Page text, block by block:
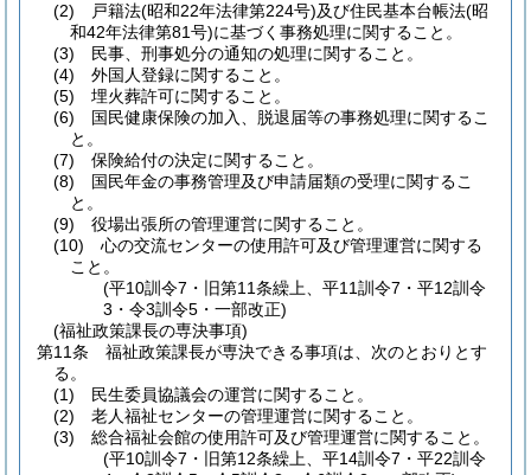
(2)
戸籍法(昭和22年法律第224号)及び住民基本台帳法(昭
和42年法律第81号)に基づく事務処理に関すること。
(3)
民事、刑事処分の通知の処理に関すること。
(4)
外国人登録に関すること。
(5)
埋火葬許可に関すること。
(6)
国民健康保険の加入、脱退届等の事務処理に関するこ
と。
(7)
保険給付の決定に関すること。
(8)
国民年金の事務管理及び申請届類の受理に関するこ
と。
(9)
役場出張所の管理運営に関すること。
(10)
心の交流センターの使用許可及び管理運営に関する
こと。
(平10訓令7・旧第11条繰上、平11訓令7・平12訓令
3・令3訓令5・一部改正)
(福祉政策課長の専決事項)
第11条
福祉政策課長が専決できる事項は、次のとおりとす
る。
(1)
民生委員協議会の運営に関すること。
(2)
老人福祉センターの管理運営に関すること。
(3)
総合福祉会館の使用許可及び管理運営に関すること。
(平10訓令7・旧第12条繰上、平14訓令7・平22訓令